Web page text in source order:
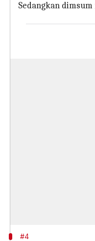
Sedangkan
#4